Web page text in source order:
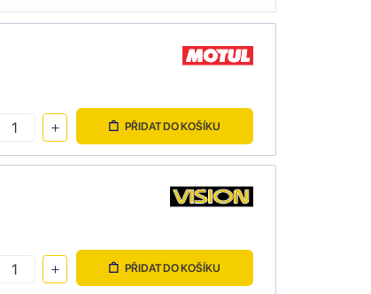
PŘIDAT DO KOŠÍKU
PŘIDAT DO KOŠÍKU